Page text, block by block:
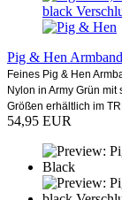
Pig & Hen
Feines Pig & Hen
Nylon in Army Grün
Größen erhältlich im
54,95 EUR